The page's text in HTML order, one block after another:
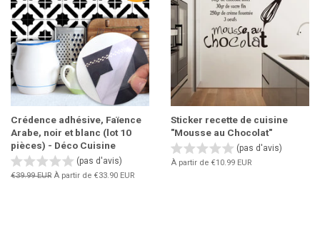
Crédence adhésive, Faïence
Arabe, noir et blanc (lot 10
pièces) - Déco Cuisine
(pas d'avis)
Prix
€39.99 EUR À partir de €33.90 EUR
Sticker recette de cuisine
"Mousse au Chocolat"
(pas d'avis)
À partir de €10.99 EUR